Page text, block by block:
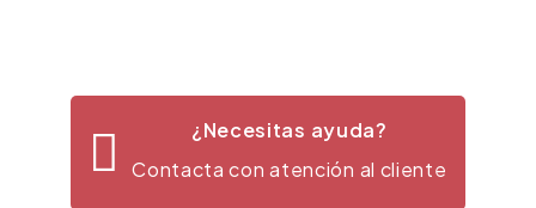
¿Necesitas ayuda?
Contacta con atención al cliente